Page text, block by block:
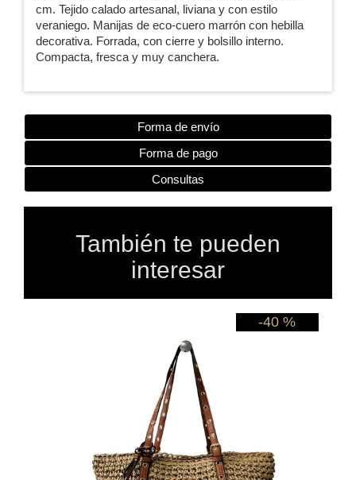
cm. Tejido calado artesanal, liviana y con estilo
veraniego. Manijas de eco-cuero marrón con hebilla
decorativa. Forrada, con cierre y bolsillo interno.
Compacta, fresca y muy canchera.
Forma de envío
Forma de pago
Consultas
También te pueden
interesar
-40 %